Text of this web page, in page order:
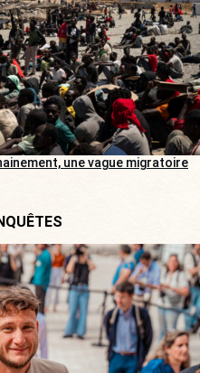
une vague migratoire